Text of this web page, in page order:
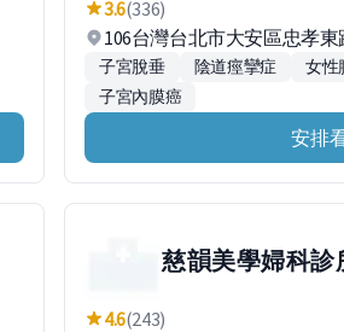
3.6(336)
106台灣台北市大安區忠孝東
子宮脫垂 陰道痙攣症 女性
子宮內膜癌
安排
慈韻美學婦科診
4.6(243)